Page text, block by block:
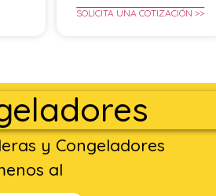
SOLICITA UNA COTIZACIÓN >>
y Congeladores
al